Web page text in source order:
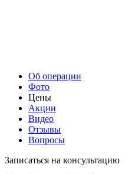
Об операции
Фото
Цены
Акции
Видео
Отзывы
Вопросы
Записаться на консультацию